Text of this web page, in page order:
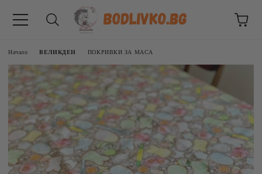
Начало ВЕЛИКДЕН ПОКРИВКИ ЗА МАСА